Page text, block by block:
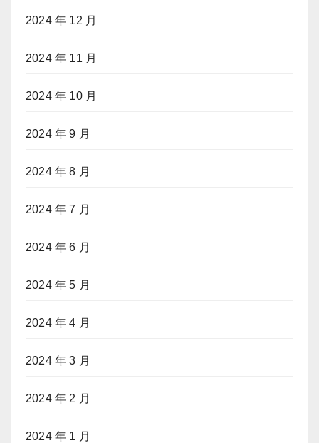
2024 年 12 月
2024 年 11 月
2024 年 10 月
2024 年 9 月
2024 年 8 月
2024 年 7 月
2024 年 6 月
2024 年 5 月
2024 年 4 月
2024 年 3 月
2024 年 2 月
2024 年 1 月